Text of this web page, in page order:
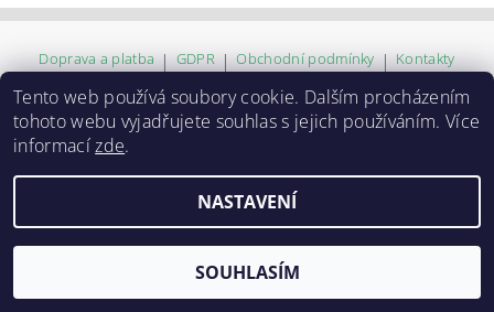
Doprava a platba | GDPR | Obchodní podmínky | Kontakty
2026 © ZVĚROKRÁM , všechna práva vyhrazena
Vytvořil Shoptet
Tento web používá soubory cookie. Dalším procházením
tohoto webu vyjadřujete souhlas s jejich používáním. Více
informacízde.
NASTAVENÍ
SOUHLASÍM